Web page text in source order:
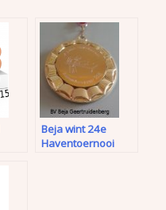
Beja wint 24e
Haventoernooi